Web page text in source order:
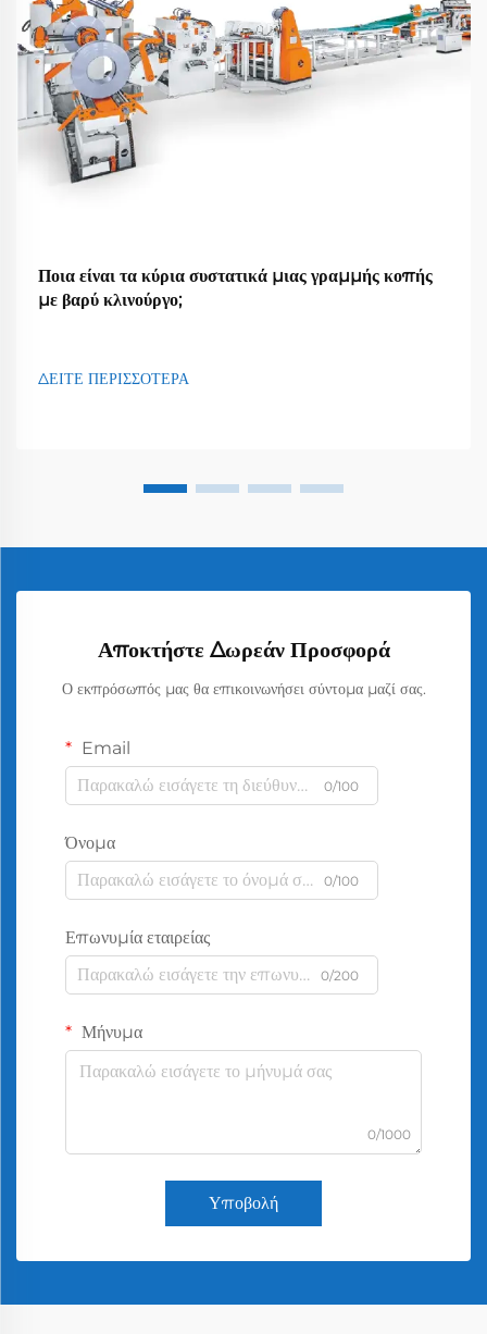
Ποια είναι τα κύρια συστατικά μιας γραμμής κοπής
με βαρύ κλινούργο;
ΔΕΙΤΕ ΠΕΡΙΣΣΟΤΕΡΑ
Αποκτήστε Δωρεάν Προσφορά
Ο εκπρόσωπός μας θα επικοινωνήσει σύντομα μαζί σας.
Email
0/100
Όνομα
0/100
Επωνυμία εταιρείας
0/200
Μήνυμα
0/1000
Υποβολή